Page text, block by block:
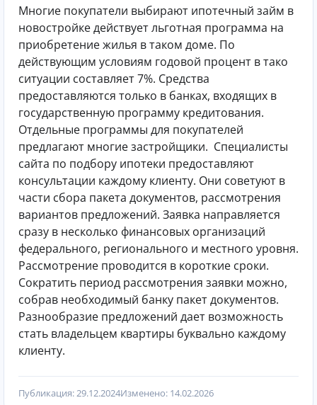
Многие покупатели выбирают ипотечный займ в
новостройке действует льготная программа на
приобретение жилья в таком доме. По
действующим условиям годовой процент в тако
ситуации составляет 7%. Средства
предоставляются только в банках, входящих в
государственную программу кредитования.
Отдельные программы для покупателей
предлагают многие застройщики. Специалисты
сайта по подбору ипотеки предоставляют
консультации каждому клиенту. Они советуют в
части сбора пакета документов, рассмотрения
вариантов предложений. Заявка направляется
сразу в несколько финансовых организаций
федерального, регионального и местного уровня.
Рассмотрение проводится в короткие сроки.
Сократить период рассмотрения заявки можно,
собрав необходимый банку пакет документов.
Разнообразие предложений дает возможность
стать владельцем квартиры буквально каждому
клиенту.
Публикация: 29.12.2024Изменено: 14.02.2026